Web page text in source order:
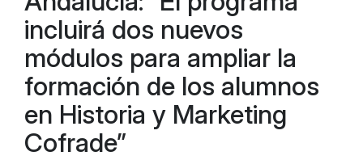
incluirá dos nuevos
módulos para ampliar la
formación de los alumnos
en Historia y Marketing
Cofrade”